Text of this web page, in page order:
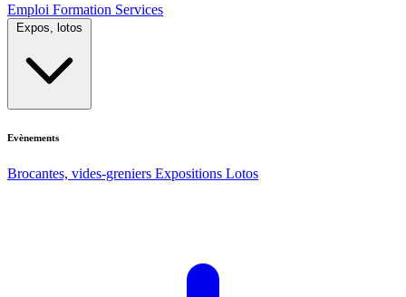
Emploi Formation Services
Expos, lotos
Evènements
Brocantes, vides-greniers Expositions Lotos